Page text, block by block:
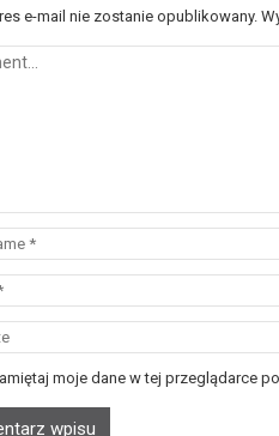
e-mail nie zostanie opublikowany.
moje dane w tej przeglądarce